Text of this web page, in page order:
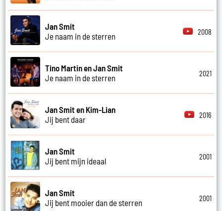
Jan Smit
Je naam in de sterren
2008
Tino Martin en Jan Smit
Je naam in de sterren
2021
Jan Smit en Kim-Lian
Jij bent daar
2016
Jan Smit
Jij bent mijn ideaal
2001
Jan Smit
Jij bent mooier dan de sterren
2001